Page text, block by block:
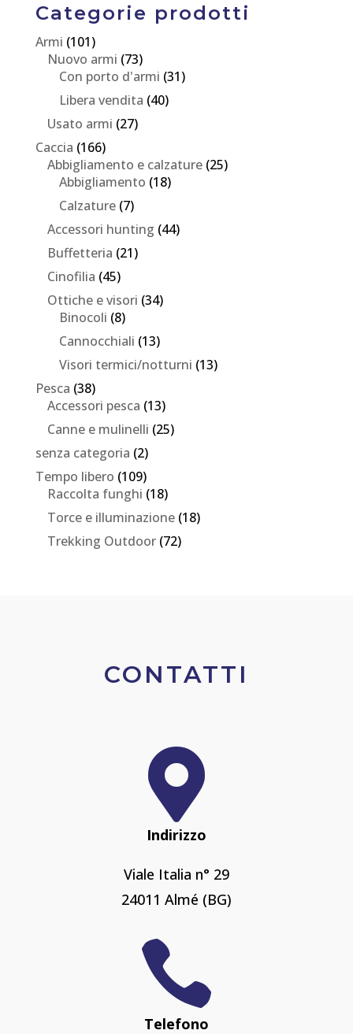
Categorie prodotti
Armi (101)
Nuovo armi (73)
Con porto d'armi (31)
Libera vendita (40)
Usato armi (27)
Caccia (166)
Abbigliamento e calzature (25)
Abbigliamento (18)
Calzature (7)
Accessori hunting (44)
Buffetteria (21)
Cinofilia (45)
Ottiche e visori (34)
Binocoli (8)
Cannocchiali (13)
Visori termici/notturni (13)
Pesca (38)
Accessori pesca (13)
Canne e mulinelli (25)
senza categoria (2)
Tempo libero (109)
Raccolta funghi (18)
Torce e illuminazione (18)
Trekking Outdoor (72)
CONTATTI

Indirizzo
Viale Italia n° 29
24011 Almé (BG)

Telefono